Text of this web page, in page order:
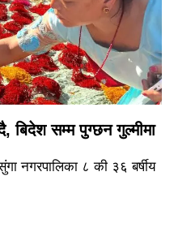
बिदेश सम्म पुग्छन गुल्मीमा
नगरपालिका ८ की ३६ बर्षीय